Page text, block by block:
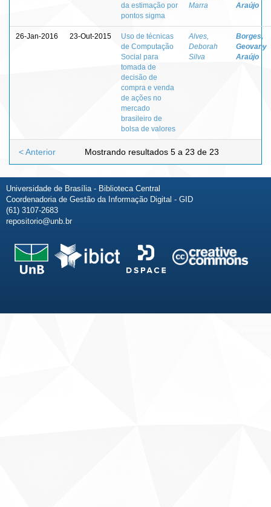
da estimação por
pontos sigma
Marra
Araújo
26-Jan-2016 23-Out-2015
Uso de técnicas
de Computação
Social para
tomada de
decisão de
compra e venda
de ações no
mercado
brasileiro de
bolsa de valores
Alves,
Deborah
Silva
Borges,
Geovany
Araújo
Mostrando resultados 5 a 23 de 23
< Anterior
Universidade de Brasília - Biblioteca Central
Coordenadoria de Gestão da Informação Digital - GID
(61) 3107-2683
repositorio@unb.br